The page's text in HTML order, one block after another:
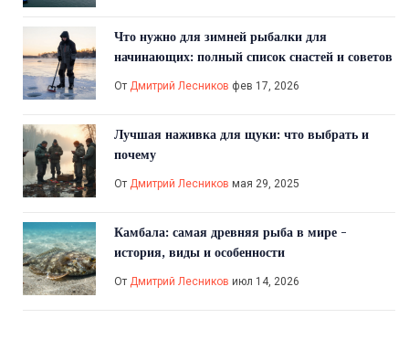
Что нужно для зимней рыбалки для
начинающих: полный список снастей и советов
От Дмитрий Лесников фев 17, 2026
Лучшая наживка для щуки: что выбрать и
почему
От Дмитрий Лесников мая 29, 2025
Камбала: самая древняя рыба в мире -
история, виды и особенности
От Дмитрий Лесников июл 14, 2026